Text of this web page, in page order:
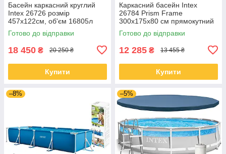
Басейн каркасний круглий
Intex 26726 розмір
457x122см, об'єм 16805л
(картриджний фільтр-насос,
драбина, тент, підкладка)
Готово до відправки
18 450 ₴ 20 250 ₴
Купити
Каркасний басейн Intex
26784 Prism Frame
300х175х80 см прямокутний
з фільтр-насосом та
драбиною
Готово до відправки
12 285 ₴ 13 455 ₴
Купити
–8% –5%